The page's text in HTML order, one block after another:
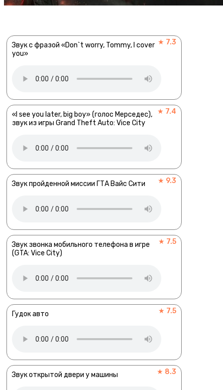
Звук с фразой «Don`t worry, Tommy, I cover
you»
★ 7.3
«I see you later, big boy» (голос Мерседес),
звук из игры Grand Theft Auto: Vice City
★ 7.4
Звук пройденной миссии ГТА Вайс Сити ★ 9.3
Звук звонка мобильного телефона в игре
(GTA: Vice City)
★ 7.5
Гудок авто ★ 7.5
Звук открытой двери у машины ★ 8.3